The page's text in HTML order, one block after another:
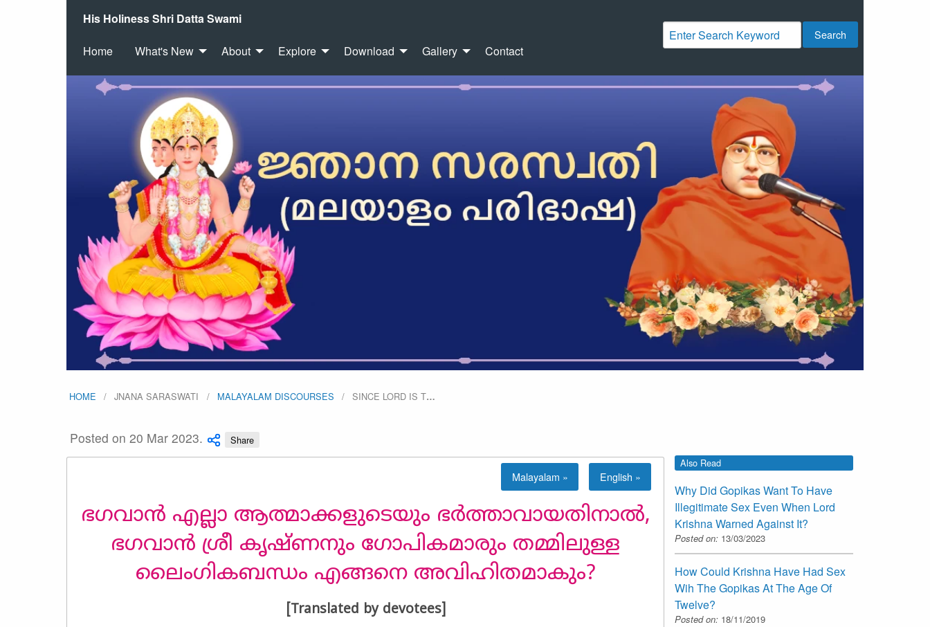
His Holiness Shri Datta Swami
Home What's New About Explore Download Gallery Contact
Search
HOME JNANA SARASWATI MALAYALAM DISCOURSES SINCE LORD IS T…
Posted on 20 Mar 2023. Share
Malayalam » English »
ഭഗവാൻ എല്ലാ ആത്മാക്കളുടെയും ഭർത്താവായതിനാൽ,
ഭഗവാൻ ശ്രീ കൃഷ്ണനും ഗോപികമാരും തമ്മിലുള്ള
ലൈംഗികബന്ധം എങ്ങനെ അവിഹിതമാകും?
[Translated by devotees]
Also Read
Why Did Gopikas Want To Have
Illegitimate Sex Even When Lord
Krishna Warned Against It?
Posted on: 13/03/2023
How Could Krishna Have Had Sex
Wih The Gopikas At The Age Of
Twelve?
Posted on: 18/11/2019